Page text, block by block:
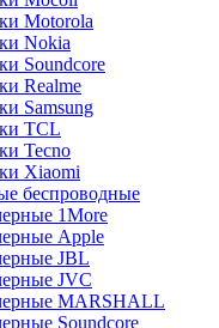
Motorola
Nokia
Soundcore
Realme
Samsung
TCL
Tecno
Xiaomi
беспроводные
1More
Apple
JBL
JVC
MARSHALL
Soundcore